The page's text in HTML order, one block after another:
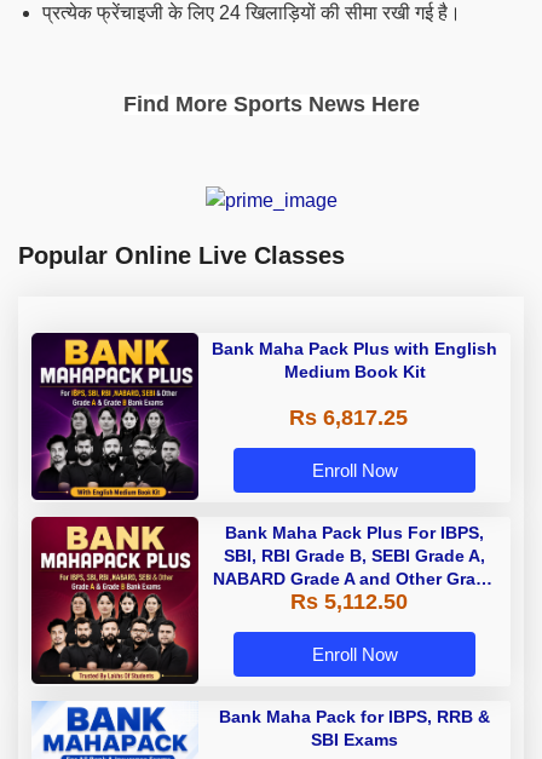
प्रत्येक फ्रेंचाइजी के लिए 24 खिलाड़ियों की सीमा रखी गई है।
Find More Sports News Here
Popular Online Live Classes
Bank Maha Pack Plus with English
Medium Book Kit
Rs 6,817.25
Enroll Now
Bank Maha Pack Plus For IBPS,
SBI, RBI Grade B, SEBI Grade A,
NABARD Grade A and Other Grade
A & Grade B Bank Exams
Rs 5,112.50
Enroll Now
Bank Maha Pack for IBPS, RRB &
SBI Exams